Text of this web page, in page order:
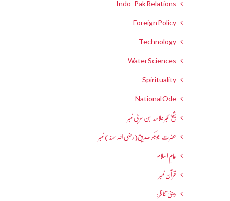
Indo-Pak Relations
Foreign Policy
Technology
Water Sciences
Spirituality
National Ode
شیخ اکبر علامہ ابن عربی نمبر
حضرت ابوبکر صدیق(رضی اللہ عنہ) نمبر
عالمِ اسلام
قرآن نمبر
دینی تناظر: